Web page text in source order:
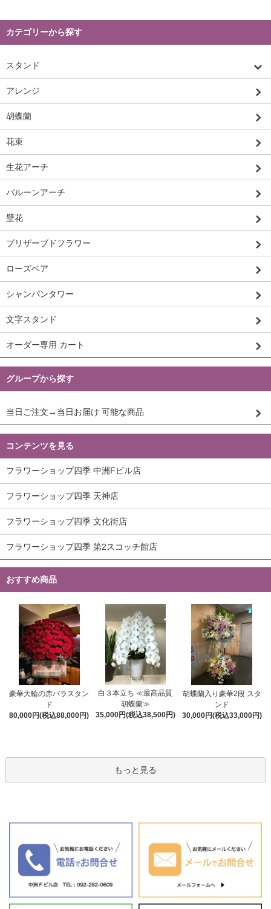
カテゴリーから探す
スタンド
アレンジ
胡蝶蘭
花束
生花アーチ
バルーンアーチ
壁花
プリザーブドフラワー
ローズベア
シャンパンタワー
文字スタンド
オーダー専用 カート
グループから探す
当日ご注文→当日お届け 可能な商品
コンテンツを見る
フラワーショップ四季 中洲Fビル店
フラワーショップ四季 天神店
フラワーショップ四季 文化街店
フラワーショップ四季 第2スコッチ館店
おすすめ商品
豪華大輪の赤バラスタン
ド
80,000円(税込88,000円)
白３本立ち ≪最高品質
胡蝶蘭≫
35,000円(税込38,500円)
胡蝶蘭入り豪華2段 スタ
ンド
30,000円(税込33,000円)
もっと見る